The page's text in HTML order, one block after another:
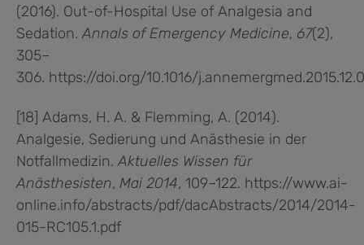
(2016). Out-of-Hospital Use of Analgesia and
Sedation.Annals of Emergency Medicine, 67(2),
305–
306. https://doi.org/10.1016/
[18] Adams, H. A. & Flemming, A. (2014).
Analgesie, Sedierung und Anästhesie in der
Notfallmedizin.Aktuelles Wissen für
Anästhesisten, Mai 2014, 109–122. https://www.ai-
online.info/abstracts/pdf/dacAbstracts/2014/2014-
015-RC105.1.pdf